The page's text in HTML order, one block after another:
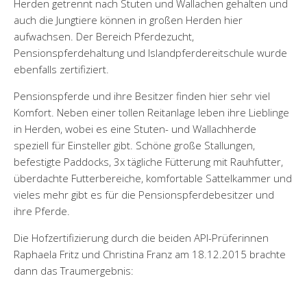
Herden getrennt nach Stuten und Wallachen gehalten und
auch die Jungtiere können in großen Herden hier
aufwachsen. Der Bereich Pferdezucht,
Pensionspferdehaltung und Islandpferdereitschule wurde
ebenfalls zertifiziert.
Pensionspferde und ihre Besitzer finden hier sehr viel
Komfort. Neben einer tollen Reitanlage leben ihre Lieblinge
in Herden, wobei es eine Stuten- und Wallachherde
speziell für Einsteller gibt. Schöne große Stallungen,
befestigte Paddocks, 3x tägliche Fütterung mit Rauhfutter,
überdachte Futterbereiche, komfortable Sattelkammer und
vieles mehr gibt es für die Pensionspferdebesitzer und
ihre Pferde.
Die Hofzertifizierung durch die beiden API-Prüferinnen
Raphaela Fritz und Christina Franz am 18.12.2015 brachte
dann das Traumergebnis: